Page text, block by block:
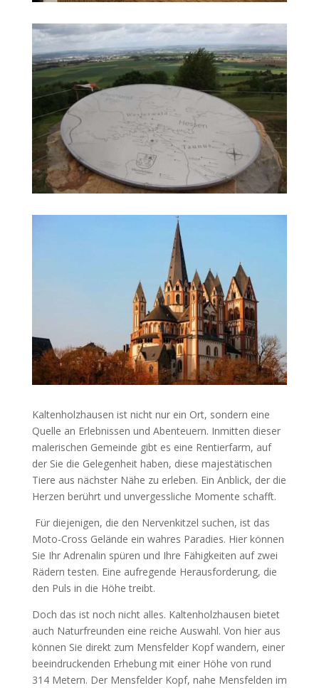
Kaltenholzhausen ist nicht nur ein Ort, sondern eine
Quelle an Erlebnissen und Abenteuern. Inmitten dieser
malerischen Gemeinde gibt es eine Rentierfarm, auf
der Sie die Gelegenheit haben, diese majestätischen
Tiere aus nächster Nähe zu erleben. Ein Anblick, der die
Herzen berührt und unvergessliche Momente schafft.
Für diejenigen, die den Nervenkitzel suchen, ist das
Moto-Cross Gelände ein wahres Paradies. Hier können
Sie Ihr Adrenalin spüren und Ihre Fähigkeiten auf zwei
Rädern testen. Eine aufregende Herausforderung, die
den Puls in die Höhe treibt.
Doch das ist noch nicht alles. Kaltenholzhausen bietet
auch Naturfreunden eine reiche Auswahl. Von hier aus
können Sie direkt zum Mensfelder Kopf wandern, einer
beeindruckenden Erhebung mit einer Höhe von rund
314 Metern. Der Mensfelder Kopf, nahe Mensfelden im